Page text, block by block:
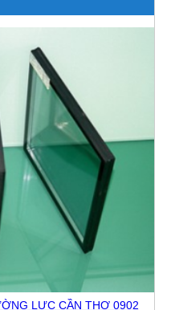
LỰC CẦN THƠ 0902